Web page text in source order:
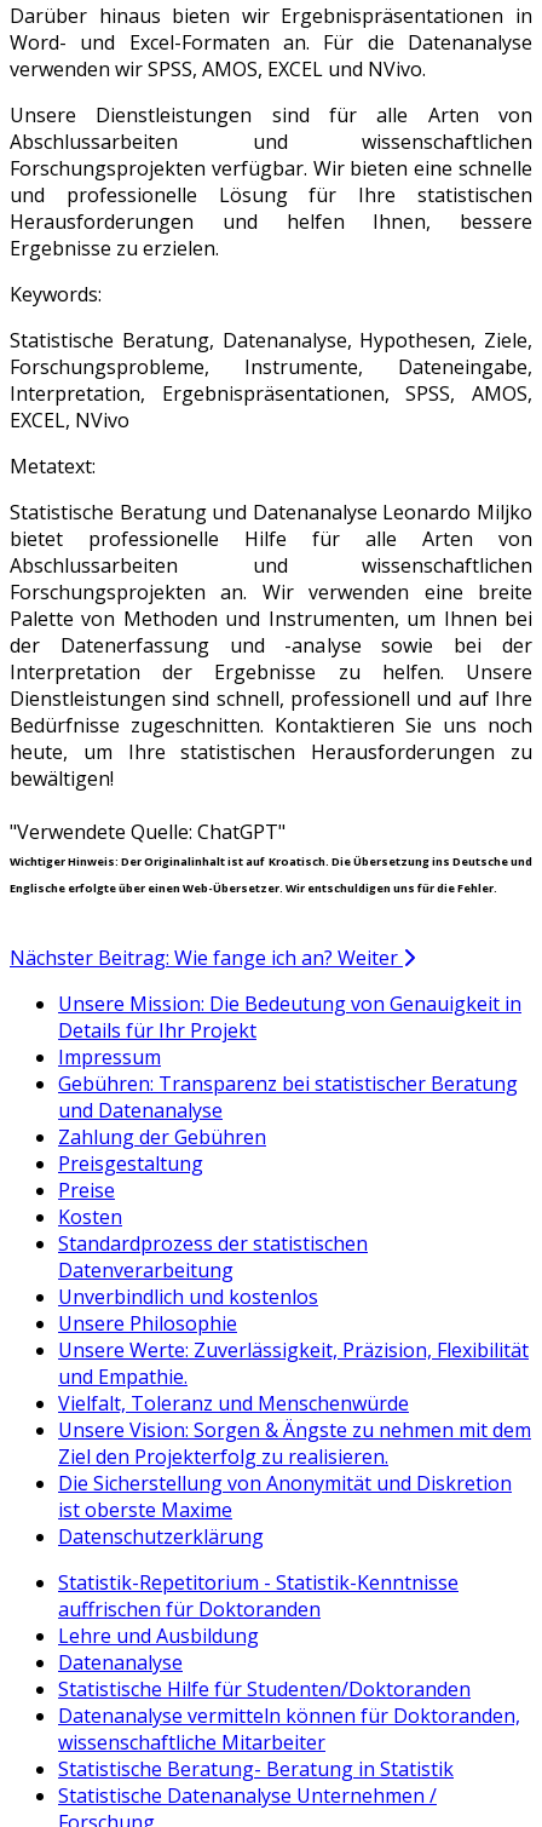
Darüber hinaus bieten wir Ergebnispräsentationen in
Word- und Excel-Formaten an. Für die Datenanalyse
verwenden wir SPSS, AMOS, EXCEL und NVivo.
Unsere Dienstleistungen sind für alle Arten von
Abschlussarbeiten und wissenschaftlichen
Forschungsprojekten verfügbar. Wir bieten eine schnelle
und professionelle Lösung für Ihre statistischen
Herausforderungen und helfen Ihnen, bessere
Ergebnisse zu erzielen.
Keywords:
Statistische Beratung, Datenanalyse, Hypothesen, Ziele,
Forschungsprobleme, Instrumente, Dateneingabe,
Interpretation, Ergebnispräsentationen, SPSS, AMOS,
EXCEL, NVivo
Metatext:
Statistische Beratung und Datenanalyse Leonardo Miljko
bietet professionelle Hilfe für alle Arten von
Abschlussarbeiten und wissenschaftlichen
Forschungsprojekten an. Wir verwenden eine breite
Palette von Methoden und Instrumenten, um Ihnen bei
der Datenerfassung und -analyse sowie bei der
Interpretation der Ergebnisse zu helfen. Unsere
Dienstleistungen sind schnell, professionell und auf Ihre
Bedürfnisse zugeschnitten. Kontaktieren Sie uns noch
heute, um Ihre statistischen Herausforderungen zu
bewältigen!
"Verwendete Quelle: ChatGPT"
Wichtiger Hinweis: Der Originalinhalt ist auf Kroatisch. Die Übersetzung ins Deutsche und
Englische erfolgte über einen Web-Übersetzer. Wir entschuldigen uns für die Fehler.
Nächster Beitrag: Wie fange ich an? Weiter
Unsere Mission: Die Bedeutung von Genauigkeit in
Details für Ihr Projekt
Impressum
Gebühren: Transparenz bei statistischer Beratung
und Datenanalyse
Zahlung der Gebühren
Preisgestaltung
Preise
Kosten
Standardprozess der statistischen
Datenverarbeitung
Unverbindlich und kostenlos
Unsere Philosophie
Unsere Werte: Zuverlässigkeit, Präzision, Flexibilität
und Empathie.
Vielfalt, Toleranz und Menschenwürde
Unsere Vision: Sorgen & Ängste zu nehmen mit dem
Ziel den Projekterfolg zu realisieren.
Die Sicherstellung von Anonymität und Diskretion
ist oberste Maxime
Datenschutzerklärung
Statistik-Repetitorium - Statistik-Kenntnisse
auffrischen für Doktoranden
Lehre und Ausbildung
Datenanalyse
Statistische Hilfe für Studenten/Doktoranden
Datenanalyse vermitteln können für Doktoranden,
wissenschaftliche Mitarbeiter
Statistische Beratung- Beratung in Statistik
Statistische Datenanalyse Unternehmen /